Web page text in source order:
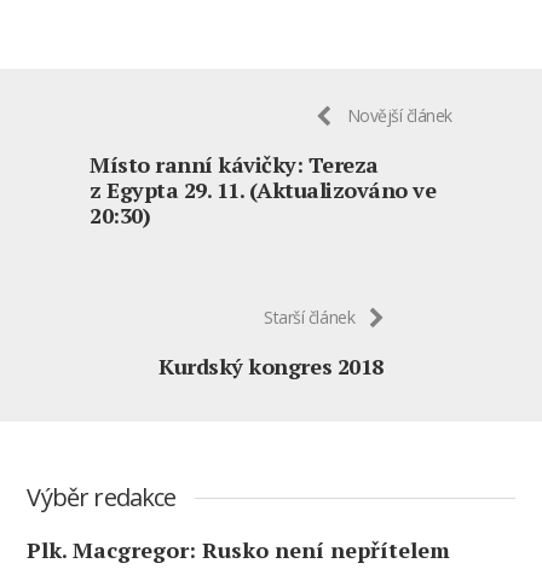
Novější článek
Místo ranní kávičky: Tereza
z Egypta 29. 11. (Aktualizováno ve
20:30)
Starší článek
Kurdský kongres 2018
Výběr redakce
Plk. Macgregor: Rusko není nepřítelem